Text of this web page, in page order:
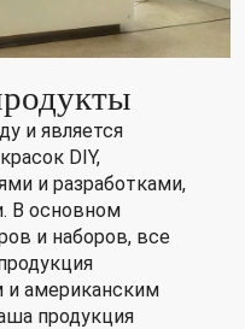
и является
DIY,
и разработками,
В основном
и наборов, все
и американским
продукция